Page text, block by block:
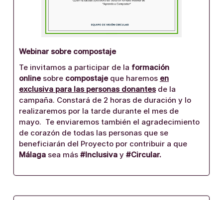
Webinar sobre compostaje
Te invitamos a participar de la formación
online sobre compostajeque haremos en
exclusiva para las personas donantesde la
campaña. Constará de 2 horas de duración y lo
realizaremos por la tarde durante el mes de
mayo. Te enviaremos también el agradecimiento
de corazón de todas las personas que se
beneficiarán del Proyecto por contribuir a que
Málaga sea más #Inclusiva y #Circular.